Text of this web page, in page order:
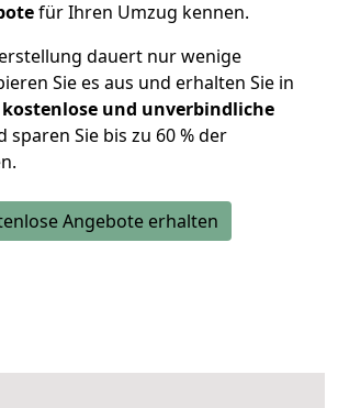
für Ihren Umzug kennen.
dauert nur wenige
Sie es aus und erhalten Sie in
kostenlose und unverbindliche
sparen Sie bis zu 60 % der
Angebote erhalten